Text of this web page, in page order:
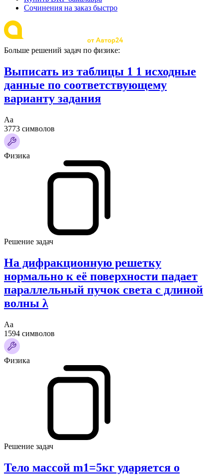
Сочинения на заказ быстро
Больше решений задач по физике:
Выписать из таблицы 1 1 исходные
данные по соответствующему
варианту задания
Аа
3773 символов
Физика
Решение задач
На дифракционную решетку
нормально к её поверхности падает
параллельный пучок света с длиной
волны λ
Аа
1594 символов
Физика
Решение задач
Тело массой m1=5кг ударяется о